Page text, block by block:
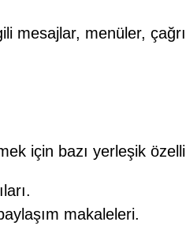
mesajlar, menüler,
için bazı yerleşik
makaleleri.